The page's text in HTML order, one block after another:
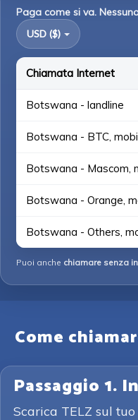
Paga come si va.
USD ($)
Chiamata Internet
Botswana - landline
Botswana - BTC,
Botswana - Mascom,
Botswana - Orange,
Botswana - Others,
Puoi anche chiamare senza
Come
Passaggio 1.
Scarica TELZ sul